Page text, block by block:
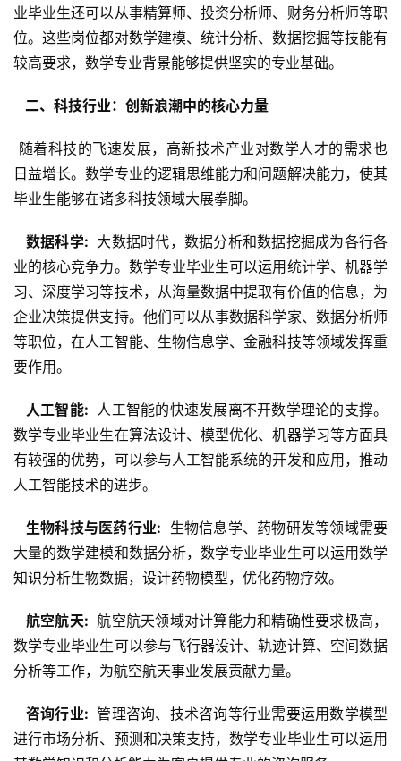
业毕业生还可以从事精算师、投资分析师、财务分析师等职
位。这些岗位都对数学建模、统计分析、数据挖掘等技能有
较高要求，数学专业背景能够提供坚实的专业基础。
  二、科技行业：创新浪潮中的核心力量
日益增长。数学专业的逻辑思维能力和问题解决能力，使其
毕业生能够在诸多科技领域大展拳脚。
  数据科学:
大数据时代，数据分析和数据挖掘成为各行各
业的核心竞争力。数学专业毕业生可以运用统计学、机器学
习、深度学习等技术，从海量数据中提取有价值的信息，为
企业决策提供支持。他们可以从事数据科学家、数据分析师
等职位，在人工智能、生物信息学、金融科技等领域发挥重
要作用。
  人工智能:
人工智能的快速发展离不开数学理论的支撑。
数学专业毕业生在算法设计、模型优化、机器学习等方面具
有较强的优势，可以参与人工智能系统的开发和应用，推动
人工智能技术的进步。
  生物科技与医药行业:
生物信息学、药物研发等领域需要
大量的数学建模和数据分析，数学专业毕业生可以运用数学
知识分析生物数据，设计药物模型，优化药物疗效。
  航空航天:
航空航天领域对计算能力和精确性要求极高，
数学专业毕业生可以参与飞行器设计、轨迹计算、空间数据
分析等工作，为航空航天事业发展贡献力量。
  咨询行业:
管理咨询、技术咨询等行业需要运用数学模型
进行市场分析、预测和决策支持，数学专业毕业生可以运用